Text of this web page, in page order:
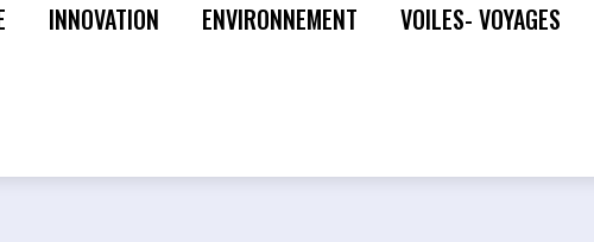
INNOVATION ENVIRONNEMENT VOILES- VOYAGES